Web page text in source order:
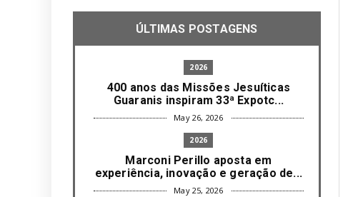
ÚLTIMAS POSTAGENS
2026
400 anos das Missões Jesuíticas
Guaranis inspiram 33ª Expotc...
May 26, 2026
2026
Marconi Perillo aposta em
experiência, inovação e geração de...
May 25, 2026